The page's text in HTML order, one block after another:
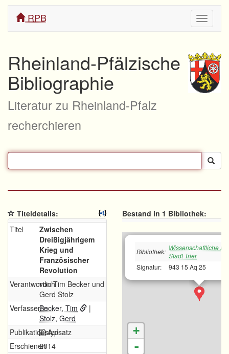
ein/
RPB
Rheinland-Pfälzische
Bibliographie
Literatur zu Rheinland-Pfalz
recherchieren
Titeldetails:
Titel
Zwischen
Dreißigjährigem
Krieg und
Französischer
Revolution
Verantwortlichvon Tim Becker und
Gerd Stolz
Verfasser/inBecker, Tim
|
Stolz, Gerd
PublikationstypAufsatz
Erschienen2014
Bestand in 1 Bibliothek:
Bibliothek: Wissenschaftliche
Stadt Trier
Signatur:
943 15 Aq 25
+
-